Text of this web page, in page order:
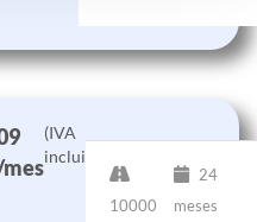
(IVA
incluido)
10000
24
meses